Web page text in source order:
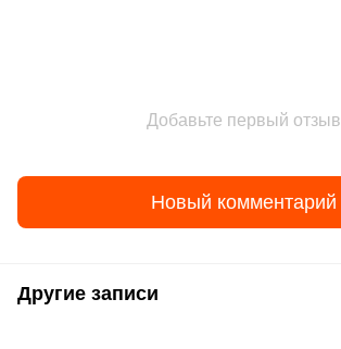
Добавьте первый отзыв
Новый комментарий
Другие записи